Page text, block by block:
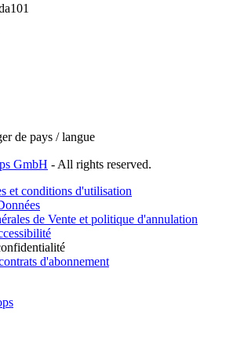
de pays / langue
GmbH - All rights reserved.
et conditions d'utilisation
de Vente et politique d'annulation
d'abonnement